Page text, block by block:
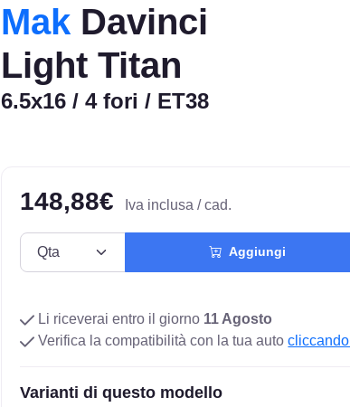
Mak Davinci
Light Titan
6.5x16 / 4 fori / ET38
148,88€ Iva inclusa / cad.
Aggiungi
Li riceverai entro il giorno 11 Agosto
Verifica la compatibilità con la tua auto
Varianti di questo modello